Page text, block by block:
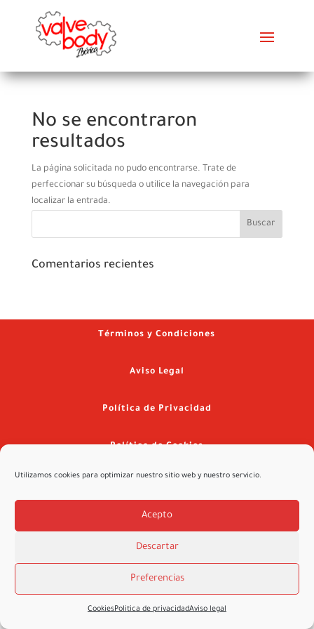
Utilizamos cookies para optimizar nuestro sitio web y nuestro servicio.
Acepto
Descartar
Preferencias
CookiesPolitica de privacidadAviso legal
No se encontraron
resultados
La página solicitada no pudo encontrarse. Trate de
perfeccionar su búsqueda o utilice la navegación para
localizar la entrada.
Comentarios recientes
Términos y Condiciones
Aviso Legal
Política de Privacidad
Política de Cookies
©2026 ValvebodyIbérica.es – Diseñado por